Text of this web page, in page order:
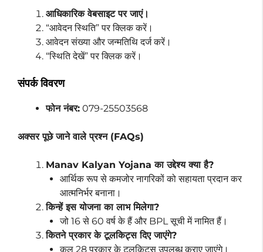
आधिकारिक वेबसाइट पर जाएं।
“आवेदन स्थिति” पर क्लिक करें।
आवेदन संख्या और जन्मतिथि दर्ज करें।
“स्थिति देखें” पर क्लिक करें।
संपर्क विवरण
फोन नंबर: 079-25503568
अक्सर पूछे जाने वाले प्रश्न (FAQs)
Manav Kalyan Yojana का उद्देश्य क्या है?
आर्थिक रूप से कमजोर नागरिकों को सहायता प्रदान कर
आत्मनिर्भर बनाना।
किन्हें इस योजना का लाभ मिलेगा?
जो 16 से 60 वर्ष के हैं और BPL सूची में नामित हैं।
कितने प्रकार के टूलकिट्स दिए जाएंगे?
कुल 28 प्रकार के टूलकिट्स उपलब्ध कराए जाएंगे।